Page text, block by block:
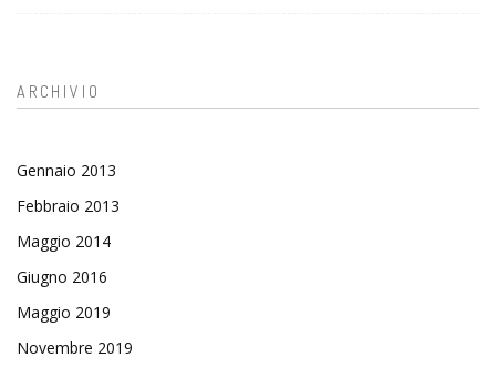
ARCHIVIO
Gennaio 2013
Febbraio 2013
Maggio 2014
Giugno 2016
Maggio 2019
Novembre 2019